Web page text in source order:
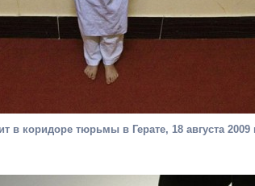
коридоре тюрьмы в Герате, 18 августа 2009